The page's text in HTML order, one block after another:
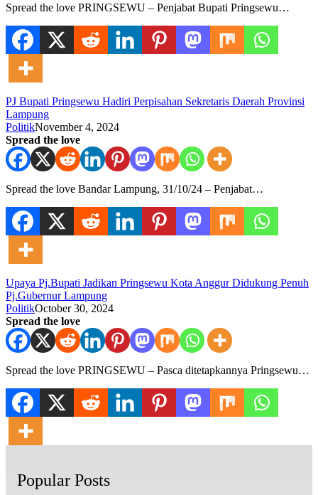
Spread the love PRINGSEWU – Penjabat Bupati Pringsewu…
PJ Bupati Pringsewu Hadiri Perpisahan Sekretaris Daerah Provinsi
Lampung
PolitikNovember 4, 2024
Spread the love
Spread the love Bandar Lampung, 31/10/24 – Penjabat…
Upaya Pj.Bupati Jadikan Pringsewu Kota Anggur Didukung Penuh
Pj.Gubernur Lampung
PolitikOctober 30, 2024
Spread the love
Spread the love PRINGSEWU – Pasca ditetapkannya Pringsewu…
Popular Posts